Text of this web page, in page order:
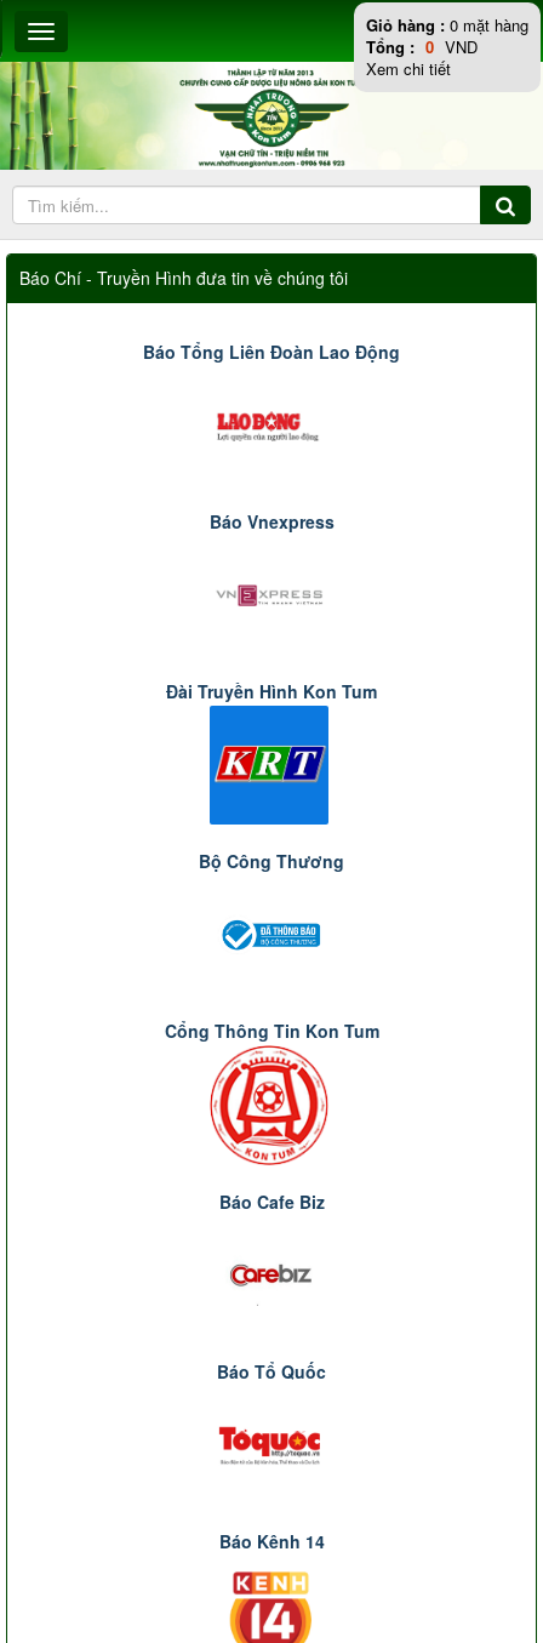
Báo Chí - Truyền Hình đưa tin về chúng tôi
Báo Tổng Liên Đoàn Lao Động
Báo Vnexpress
Đài Truyền Hình Kon Tum
Bộ Công Thương
Cổng Thông Tin Kon Tum
Báo Cafe Biz
Báo Tổ Quốc
Báo Kênh 14
Giỏ hàng : 0 mặt hàng
Tổng : 0 VND
Xem chi tiết